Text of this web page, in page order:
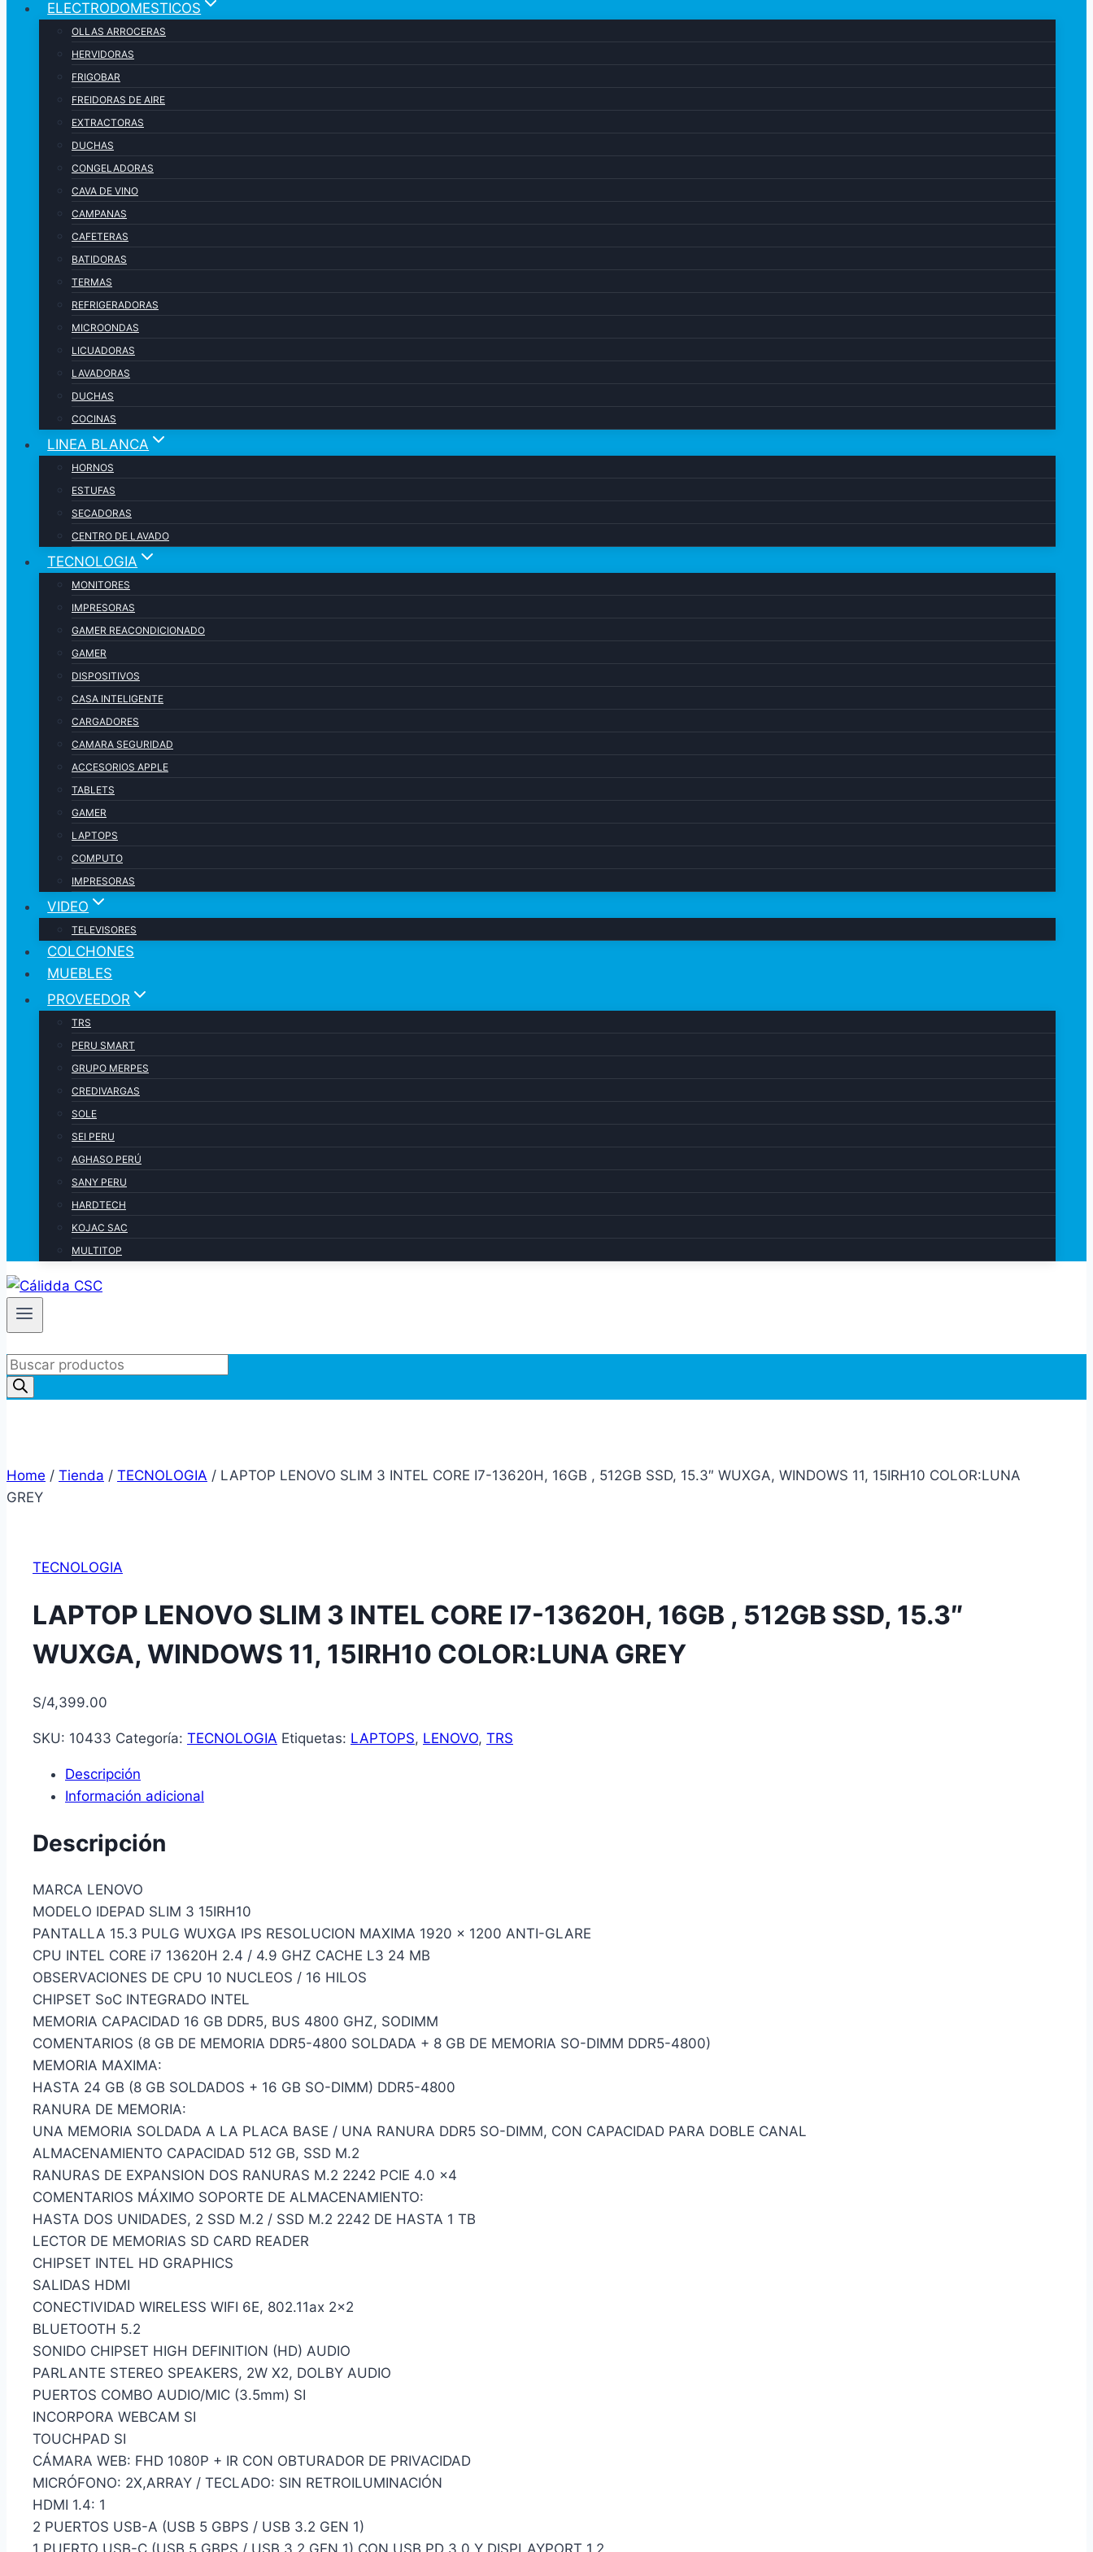
ELECTRODOMESTICOS
OLLAS ARROCERAS
HERVIDORAS
FRIGOBAR
FREIDORAS DE AIRE
EXTRACTORAS
DUCHAS
CONGELADORAS
CAVA DE VINO
CAMPANAS
CAFETERAS
BATIDORAS
TERMAS
REFRIGERADORAS
MICROONDAS
LICUADORAS
LAVADORAS
DUCHAS
COCINAS
LINEA BLANCA
HORNOS
ESTUFAS
SECADORAS
CENTRO DE LAVADO
TECNOLOGIA
MONITORES
IMPRESORAS
GAMER REACONDICIONADO
GAMER
DISPOSITIVOS
CASA INTELIGENTE
CARGADORES
CAMARA SEGURIDAD
ACCESORIOS APPLE
TABLETS
GAMER
LAPTOPS
COMPUTO
IMPRESORAS
VIDEO
TELEVISORES
COLCHONES
MUEBLES
PROVEEDOR
TRS
PERU SMART
GRUPO MERPES
CREDIVARGAS
SOLE
SEI PERU
AGHASO PERÚ
SANY PERU
HARDTECH
KOJAC SAC
MULTITOP
Products
search
Home / Tienda / TECNOLOGIA / LAPTOP LENOVO SLIM 3 INTEL CORE I7-13620H, 16GB , 512GB SSD, 15.3″ WUXGA, WINDOWS 11, 15IRH10 COLOR:LUNA
GREY
TECNOLOGIA
LAPTOP LENOVO SLIM 3 INTEL CORE I7-13620H, 16GB , 512GB SSD, 15.3″
WUXGA, WINDOWS 11, 15IRH10 COLOR:LUNA GREY
S/4,399.00
SKU: 10433 Categoría: TECNOLOGIA Etiquetas: LAPTOPS, LENOVO, TRS
Descripción
Información adicional
Descripción
MARCA LENOVO
MODELO IDEPAD SLIM 3 15IRH10
PANTALLA 15.3 PULG WUXGA IPS RESOLUCION MAXIMA 1920 x 1200 ANTI-GLARE
CPU INTEL CORE i7 13620H 2.4 / 4.9 GHZ CACHE L3 24 MB
OBSERVACIONES DE CPU 10 NUCLEOS / 16 HILOS
CHIPSET SoC INTEGRADO INTEL
MEMORIA CAPACIDAD 16 GB DDR5, BUS 4800 GHZ, SODIMM
COMENTARIOS (8 GB DE MEMORIA DDR5-4800 SOLDADA + 8 GB DE MEMORIA SO-DIMM DDR5-4800)
MEMORIA MAXIMA:
HASTA 24 GB (8 GB SOLDADOS + 16 GB SO-DIMM) DDR5-4800
RANURA DE MEMORIA:
UNA MEMORIA SOLDADA A LA PLACA BASE / UNA RANURA DDR5 SO-DIMM, CON CAPACIDAD PARA DOBLE CANAL
ALMACENAMIENTO CAPACIDAD 512 GB, SSD M.2
RANURAS DE EXPANSION DOS RANURAS M.2 2242 PCIE 4.0 x4
COMENTARIOS MÁXIMO SOPORTE DE ALMACENAMIENTO:
HASTA DOS UNIDADES, 2 SSD M.2 / SSD M.2 2242 DE HASTA 1 TB
LECTOR DE MEMORIAS SD CARD READER
CHIPSET INTEL HD GRAPHICS
SALIDAS HDMI
CONECTIVIDAD WIRELESS WIFI 6E, 802.11ax 2×2
BLUETOOTH 5.2
SONIDO CHIPSET HIGH DEFINITION (HD) AUDIO
PARLANTE STEREO SPEAKERS, 2W X2, DOLBY AUDIO
PUERTOS COMBO AUDIO/MIC (3.5mm) SI
INCORPORA WEBCAM SI
TOUCHPAD SI
CÁMARA WEB: FHD 1080P + IR CON OBTURADOR DE PRIVACIDAD
MICRÓFONO: 2X,ARRAY / TECLADO: SIN RETROILUMINACIÓN
HDMI 1.4: 1
2 PUERTOS USB-A (USB 5 GBPS / USB 3.2 GEN 1)